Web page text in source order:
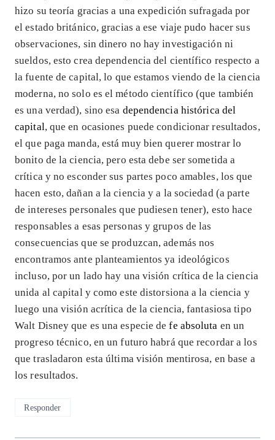
hizo su teoría gracias a una expedición sufragada por
el estado británico, gracias a ese viaje pudo hacer sus
observaciones, sin dinero no hay investigación ni
sueldos, esto crea dependencia del científico respecto a
la fuente de capital, lo que estamos viendo de la ciencia
moderna, no solo es el método científico (que también
es una verdad), sino esa dependencia histórica del
capital, que en ocasiones puede condicionar resultados,
el que paga manda, está muy bien querer mostrar lo
bonito de la ciencia, pero esta debe ser sometida a
crítica y no esconder sus partes poco amables, los que
hacen esto, dañan a la ciencia y a la sociedad (a parte
de intereses personales que pudiesen tener), esto hace
responsables a esas personas y grupos de las
consecuencias que se produzcan, además nos
encontramos ante planteamientos ya ideológicos
incluso, por un lado hay una visión crítica de la ciencia
unida al capital y como este distorsiona a la ciencia y
luego una visión acrítica de la ciencia, fantasiosa tipo
Walt Disney que es una especie defe absoluta en un
progreso técnico, en un futuro habrá que recordar a los
que trasladaron esta última visión mentirosa, en base a
los resultados.
Responder